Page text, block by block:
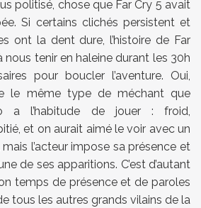
politisé, chose que Far Cry 5 avait
Si certains clichés persistent et
ont la dent dure, l’histoire de Far
nous tenir en haleine durant les 30h
pour boucler l’aventure. Oui,
le même type de méchant que
a l’habitude de jouer : froid,
et on aurait aimé le voir avec un
l’acteur impose sa présence et
de ses apparitions. C’est d’autant
temps de présence et de paroles
tous les autres grands vilains de la